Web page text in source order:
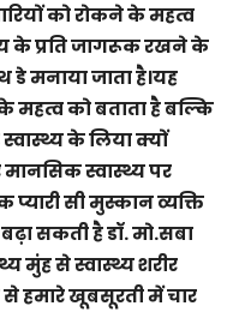
को रोकने के महत्व
के प्रति जागरूक रखने के
डे मनाया जाता है।यह
को बताता है बल्कि
के लिया क्यों
स्वास्थ्य पर
सी मुस्कान व्यक्ति
सकती है डॉ. मो.सबा
मुंह से स्वास्थ्य शरीर
हमारे खूबसूरती में चार